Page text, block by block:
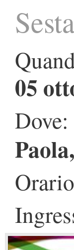
05
Dove: